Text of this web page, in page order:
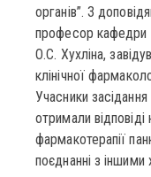
органів”. З
професор кафедри
О.С. Хухліна,
клінічної
Учасники
отримали
фармакотерапії
поєднанні з